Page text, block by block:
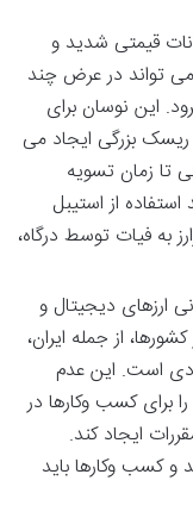
قیمتی شدید و
تواند در عرض چند
این نوسان برای
بزرگی ایجاد می
تا زمان تسویه
از استیبل
به فیات توسط درگاه،
ارزهای دیجیتال و
از جمله ایران،
است. این عدم
برای کسب وکارها در
ایجاد کند.
کسب وکارها باید